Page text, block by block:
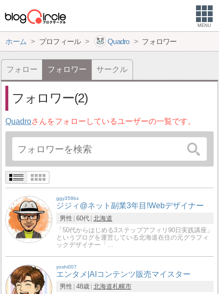
MENU
ホーム プロフィール Quadro フォロワー
フォロー フォロワー サークル
フォロワー(2)
Quadroさんをフォローしているユーザーの一覧です。
ggy358bs
ジジィ@ネット副業3年目!Webデザイナー
男性 60代 北海道
「50代からはじめる3ステップアフィリ90日実践講座」
というブログを運営している北海道在住の元グラフィ
ックデザイナー「…
yoshi007
エンタメ|AIコンテンツ販売マイスター
男性 48歳 北海道札幌市